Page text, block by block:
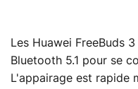
Les Huawei FreeBuds
Bluetooth 5.1 pour se
L'appairage est rapide